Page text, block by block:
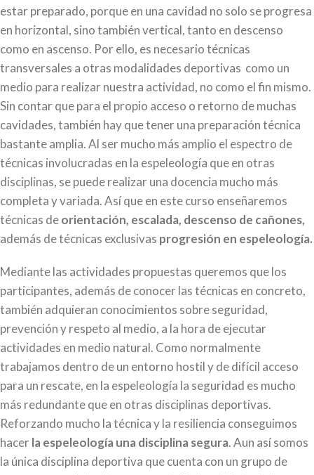
estar preparado, porque en una cavidad no solo se progresa
en horizontal, sino también vertical, tanto en descenso
como en ascenso. Por ello, es necesario técnicas
transversales a otras modalidades deportivas como un
medio para realizar nuestra actividad, no como el fin mismo.
Sin contar que para el propio acceso o retorno de muchas
cavidades, también hay que tener una preparación técnica
bastante amplia. Al ser mucho más amplio el espectro de
técnicas involucradas en la espeleología que en otras
disciplinas, se puede realizar una docencia mucho más
completa y variada. Así que en este curso enseñaremos
técnicas deorientación, escalada, descenso de cañones,
además de técnicas exclusivas progresión en espeleología.
Mediante las actividades propuestas queremos que los
participantes, además de conocer las técnicas en concreto,
también adquieran conocimientos sobre seguridad,
prevención y respeto al medio, a la hora de ejecutar
actividades en medio natural. Como normalmente
trabajamos dentro de un entorno hostil y de difícil acceso
para un rescate, en la espeleología la seguridad es mucho
más redundante que en otras disciplinas deportivas.
Reforzando mucho la técnica y la resiliencia conseguimos
hacerla espeleología una disciplina segura. Aun así somos
la única disciplina deportiva que cuenta con un grupo de